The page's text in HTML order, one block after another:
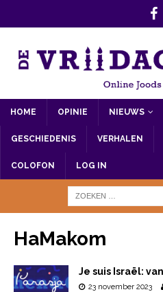
HOME OPINIE NIEUWS
GESCHIEDENIS VERHALEN
COLOFON LOG IN
HaMakom
Je suis Israël:
23 november 2023